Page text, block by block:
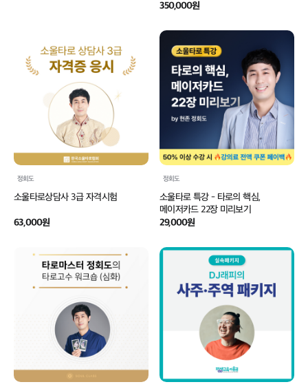
350,000원
정회도
소울타로상담사 3급 자격시험
63,000원
정회도
소울타로 특강 - 타로의 핵심,
메이저카드 22장 미리보기
29,000원